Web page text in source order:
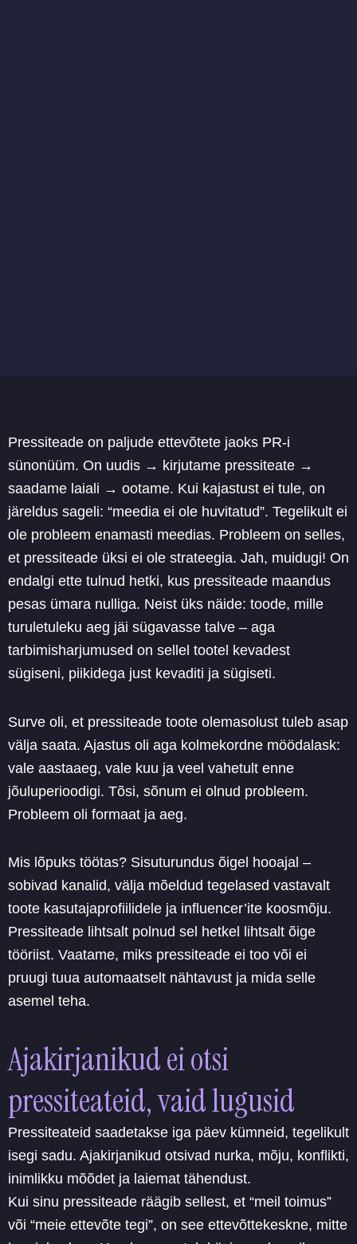
Pressiteade on paljude ettevõtete jaoks PR-i
sünonüüm. On uudis → kirjutame pressiteate →
saadame laiali → ootame. Kui kajastust ei tule, on
järeldus sageli: “meedia ei ole huvitatud”. Tegelikult ei
ole probleem enamasti meedias. Probleem on selles,
et pressiteade üksi ei ole strateegia. Jah, muidugi! On
endalgi ette tulnud hetki, kus pressiteade maandus
pesas ümara nulliga. Neist üks näide: toode, mille
turuletuleku aeg jäi sügavasse talve – aga
tarbimisharjumused on sellel tootel kevadest
sügiseni, piikidega just kevaditi ja sügiseti.
Surve oli, et pressiteade toote olemasolust tuleb asap
välja saata. Ajastus oli aga kolmekordne möödalask:
vale aastaaeg, vale kuu ja veel vahetult enne
jõuluperioodigi. Tõsi, sõnum ei olnud probleem.
Probleem oli formaat ja aeg.
Mis lõpuks töötas? Sisuturundus õigel hooajal –
sobivad kanalid, välja mõeldud tegelased vastavalt
toote kasutajaprofiilidele ja influencer’ite koosmõju.
Pressiteade lihtsalt polnud sel hetkel lihtsalt õige
tööriist. Vaatame, miks pressiteade ei too või ei
pruugi tuua automaatselt nähtavust ja mida selle
asemel teha.
Ajakirjanikud ei otsi
pressiteateid, vaid lugusid
Pressiteateid saadetakse iga päev kümneid, tegelikult
isegi sadu. Ajakirjanikud otsivad nurka, mõju, konflikti,
inimlikku mõõdet ja laiemat tähendust.
Kui sinu pressiteade räägib sellest, et “meil toimus”
või “meie ettevõte tegi”, on see ettevõttekeskne, mitte